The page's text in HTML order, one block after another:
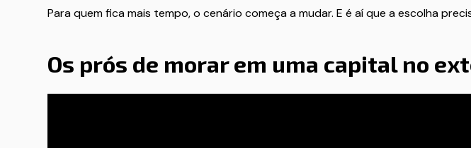
Para quem fica mais tempo, o cenário começa a mudar. E é aí que a escolha
Os prós de morar em uma capital no